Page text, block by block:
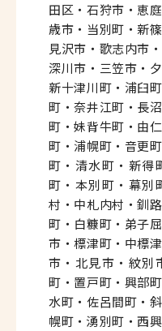
田区・石狩市・恵
歳市・当別町・新
見沢市・歌志内市
深川市・三笠市・
新十津川町・浦臼
町・奈井江町・長
町・妹背牛町・由
町・浦幌町・音更
町・清水町・新得
町・本別町・幕別
村・中札内村・釧
町・白糠町・弟子
市・標津町・中標
市・北見市・紋別
町・置戸町・興部
水町・佐呂間町・
幌町・湧別町・西